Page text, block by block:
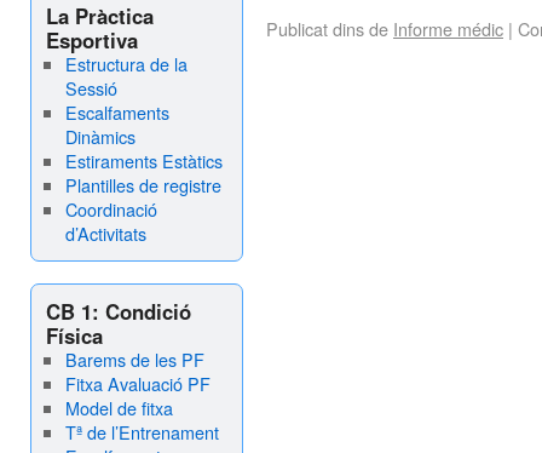
La Pràctica
Esportiva
Estructura de la
Sessió
Escalfaments
Dinàmics
Estiraments Estàtics
Plantilles de registre
Coordinació
d’Activitats
CB 1: Condició
Física
Barems de les PF
Fitxa Avaluació PF
Model de fitxa
Tª de l’Entrenament
Publicat dins de Informe médic |